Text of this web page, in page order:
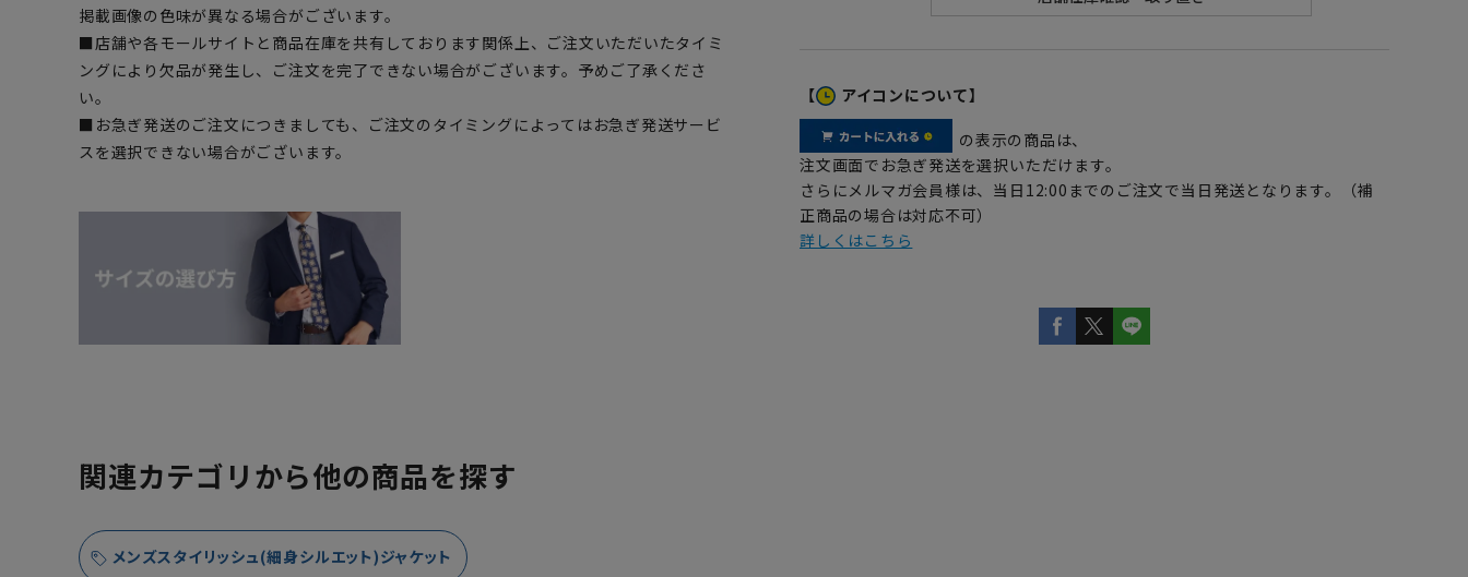
掲載画像の色味が異なる場合がございます。
■店舗や各モールサイトと商品在庫を共有しております関係上、ご注文いただいたタイミ
ングにより欠品が発生し、ご注文を完了できない場合がございます。予めご了承くださ
い。
■お急ぎ発送のご注文につきましても、ご注文のタイミングによってはお急ぎ発送サービ
スを選択できない場合がございます。
【 アイコンについて】
の表示の商品は、
注文画面でお急ぎ発送を選択いただけます。
さらにメルマガ会員様は、当日12:00までのご注文で当日発送となります。（補
正商品の場合は対応不可）
詳しくはこちら
関連カテゴリから他の商品を探す
メンズスタイリッシュ(細身シルエット)ジャケット